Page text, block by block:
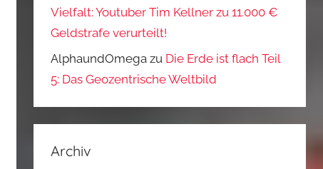
Vielfalt: Youtuber Tim Kellner zu 11.000 €
Geldstrafe verurteilt!
AlphaundOmega zu Die Erde ist flach Teil
5: Das Geozentrische Weltbild
Archiv